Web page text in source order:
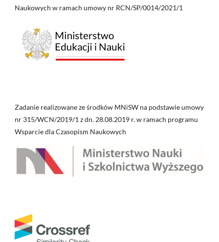
Naukowych w ramach umowy nr RCN/SP/0014/2021/1
Zadanie realizowane ze środków MNiSW na podstawie umowy
nr 315/WCN/2019/1 z dn. 28.08.2019 r. w ramach programu
Wsparcie dla Czasopism Naukowych